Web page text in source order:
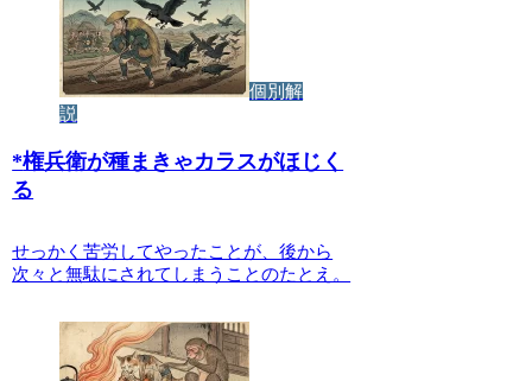
個別解
説
*権兵衛が種まきゃカラスがほじく
る
せっかく苦労してやったことが、後から
次々と無駄にされてしまうことのたとえ。